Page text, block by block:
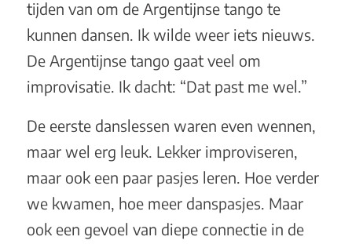
tijden van om de Argentijnse tango te
kunnen dansen. Ik wilde weer iets nieuws.
De Argentijnse tango gaat veel om
improvisatie. Ik dacht: “Dat past me wel.”
De eerste danslessen waren even wennen,
maar wel erg leuk. Lekker improviseren,
maar ook een paar pasjes leren. Hoe verder
we kwamen, hoe meer danspasjes. Maar
ook een gevoel van diepe connectie in de